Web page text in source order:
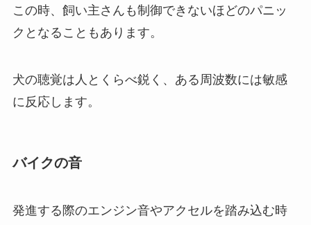
この時、飼い主さんも制御できないほどのパニッ
クとなることもあります。
犬の聴覚は人とくらべ鋭く、ある周波数には敏感
に反応します。
バイクの音
発進する際のエンジン音やアクセルを踏み込む時